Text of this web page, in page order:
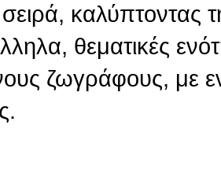
καλύπτοντας
θεματικές
ζωγράφους, με